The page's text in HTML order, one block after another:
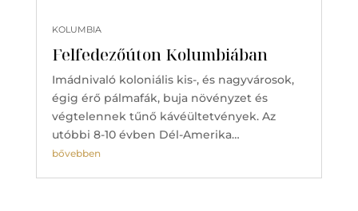
Felfedezőúton Kolumbiában
KOLUMBIA
Imádnivaló koloniális kis-, és nagyvárosok,
égig érő pálmafák, buja növényzet és
végtelennek tűnő kávéültetvények. Az
utóbbi 8-10 évben Dél-Amerika…
bővebben